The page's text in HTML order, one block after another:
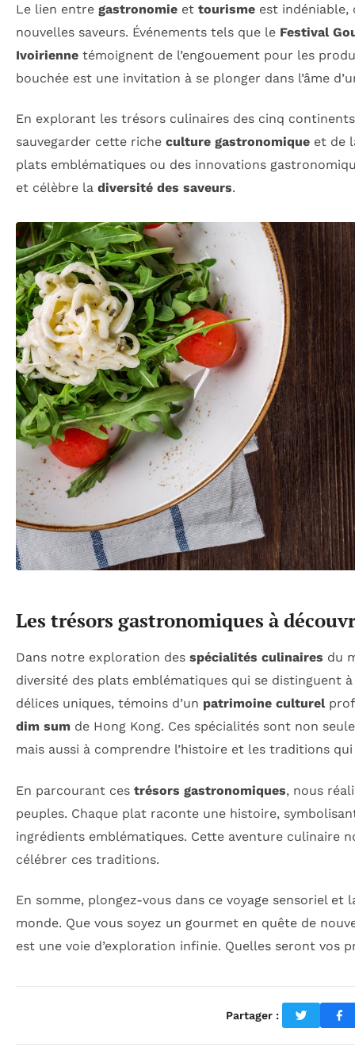
Le lien entre gastronomie et tourisme est
nouvelles saveurs. Événements tels que le Festival
Ivoirienne témoignent de l’engouement pour les
bouchée est une invitation à se plonger dans l’âme
En explorant les trésors culinaires des cinq
sauvegarder cette riche culture gastronomique et de
plats emblématiques ou des innovations
et célèbre la diversité des saveurs.
Les trésors gastronomiques à
Dans notre exploration des spécialités culinaires du
diversité des plats emblématiques qui se distinguent
délices uniques, témoins d’un patrimoine culturel
dim sum de Hong Kong. Ces spécialités sont non
mais aussi à comprendre l’histoire et les traditions
En parcourant ces trésors gastronomiques, nous
peuples. Chaque plat raconte une histoire,
ingrédients emblématiques. Cette aventure culinaire
célébrer ces traditions.
En somme, plongez-vous dans ce voyage sensoriel et
monde. Que vous soyez un gourmet en quête de
est une voie d’exploration infinie. Quelles seront vos
Partager :